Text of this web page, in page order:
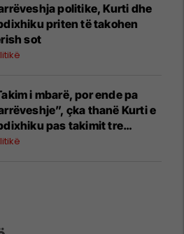
politike, Kurti dhe
priten të takohen
sot
i mbarë, por ende pa
çka thanë Kurti e
pas takimit tre